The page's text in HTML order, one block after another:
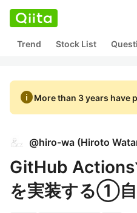
Trend Stock List
infoMore than 3 years have
@hiro-wa (Hiroto
GitHub
を実装する①自